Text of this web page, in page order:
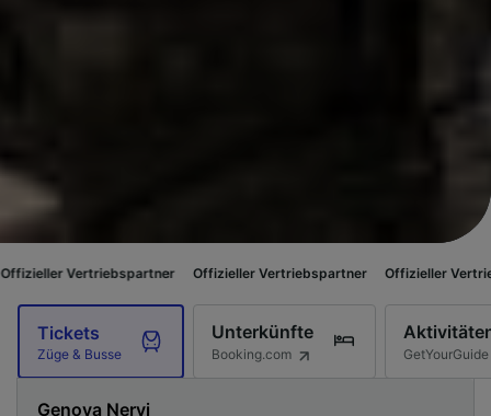
Offizieller Vertriebspartner Offizieller Vertriebspartner
Tickets
Züge & Busse
Unterkünfte
Booking.com GetYourGuide